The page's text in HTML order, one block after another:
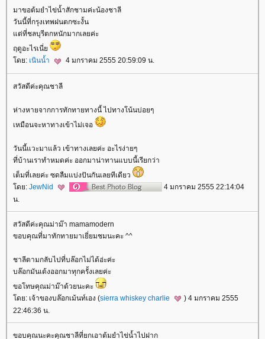
มาขอต้มยำไข่น้ำสักชามค่ะน้องชาลี
วันนี้ที่กรุงเทพฝนตกซะงั้น
ต่ที่ชลบุรีตกหนักมากเลยค่ะ
ฤดูอะไรเนี่
ดย: เนินน้ำ 4 มกราคม 2555 20:59:09 น.
สวัสดีค่ะคุณชาลี
ห่างหายจากการทักทายทางนี้ ไปทางโน้นบ่อยๆ
เหมือนจะหาทางเข้าไม่เจอ
วันนี้แวะมาแล้ว เข้าทางเลยค่ะ อะไรง่ายๆ
ที่บ้านเราทำหมดค่ะ ออกมาน่าทานแบบนี้เรียกว่า
เต็มที่เลยค่ะ ซดลืมแบ่งปันกันเลยทีเดียว
ดย: JewNid
4 มกราคม 2555 22:14:04
น.
สวัสดีค่ะคุณม่าม๊า mamamodern
ขอบคุณที่มาทักทายมาเยี่ยมชมนะคะ ^^
ชาลีตามกลับไปที่บล๊อกไม่ได้อ่ะค่ะ
บล๊อกมันเด้งออกมาทุกครั้งเลยค่ะ
ขอโทษคุณม่าม๊าด้วยนะคะ
ดย: เจ้าของบล๊อกเม้นท์เอง (sierra whiskey charlie
) 4 มกราคม 2555
22:46:36 น.
ขอบคุณนะคะคุณชาลีที่ยกเอาต้มยำไข่น้ำไปฝาก